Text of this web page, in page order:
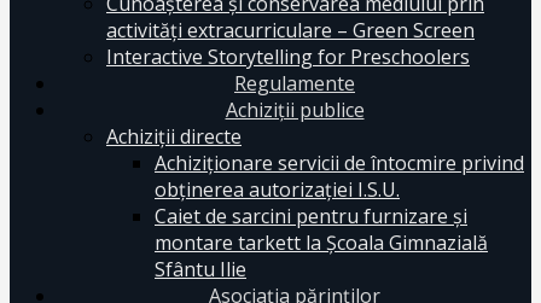
activități extracurriculare – Green Screen
Interactive Storytelling for Preschoolers
Regulamente
Achiziții publice
Achiziții directe
Achiziționare servicii de întocmire privind
obținerea autorizației I.S.U.
Caiet de sarcini pentru furnizare și
montare tarkett la Școala Gimnazială
Sfântu Ilie
Asociația părinților